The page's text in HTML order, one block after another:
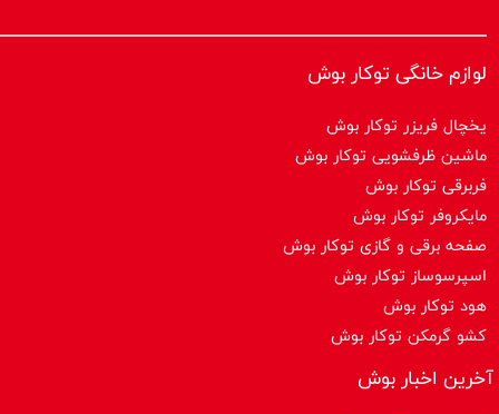
لوازم خانگی توکار بوش
یخچال فریزر توکار بوش
ماشین ظرفشویی توکار بوش
فربرقی توکار بوش
مایکروفر توکار بوش
صفحه برقی و گازی توکار بوش
اسپرسوساز توكار بوش
هود توکار بوش
کشو گرمکن توکار بوش
آخرین اخبار بوش